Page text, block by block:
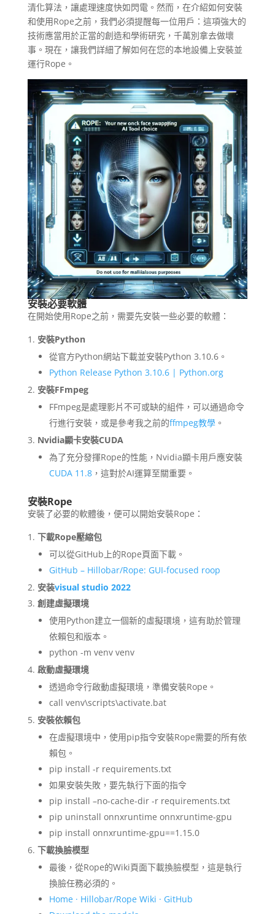
清化算法，讓處理速度快如閃電。然而，在介紹如何安裝
和使用Rope之前，我們必須提醒每一位用戶：這項強大的
技術應當用於正當的創造和學術研究，千萬別拿去做壞
事。現在，讓我們詳細了解如何在您的本地設備上安裝並
運行Rope。
安裝必要軟體
在開始使用Rope之前，需要先安裝一些必要的軟體：
安裝Python
從官方Python網站下載並安裝Python 3.10.6。
Python Release Python 3.10.6 | Python.org
安裝FFmpeg
FFmpeg是處理影片不可或缺的組件，可以通過命令
行進行安裝，或是參考我之前的ffmpeg教學。
Nvidia顯卡安裝CUDA
為了充分發揮Rope的性能，Nvidia顯卡用戶應安裝
CUDA 11.8，這對於AI運算至關重要。
安裝Rope
安裝了必要的軟體後，便可以開始安裝Rope：
下載Rope壓縮包
可以從GitHub上的Rope頁面下載。
GitHub – Hillobar/Rope: GUI-focused roop
安装visual studio 2022
創建虛擬環境
使用Python建立一個新的虛擬環境，這有助於管理
依賴包和版本。
python -m venv venv
啟動虛擬環境
透過命令行啟動虛擬環境，準備安裝Rope。
call venv\scripts\activate.bat
安裝依賴包
在虛擬環境中，使用pip指令安裝Rope需要的所有依
賴包。
pip install -r requirements.txt
如果安裝失敗，要先執行下面的指令
pip install –no-cache-dir -r requirements.txt
pip uninstall onnxruntime onnxruntime-gpu
pip install onnxruntime-gpu==1.15.0
下載換臉模型
最後，從Rope的Wiki頁面下載換臉模型，這是執行
換臉任務必須的。
Home · Hillobar/Rope Wiki · GitHub